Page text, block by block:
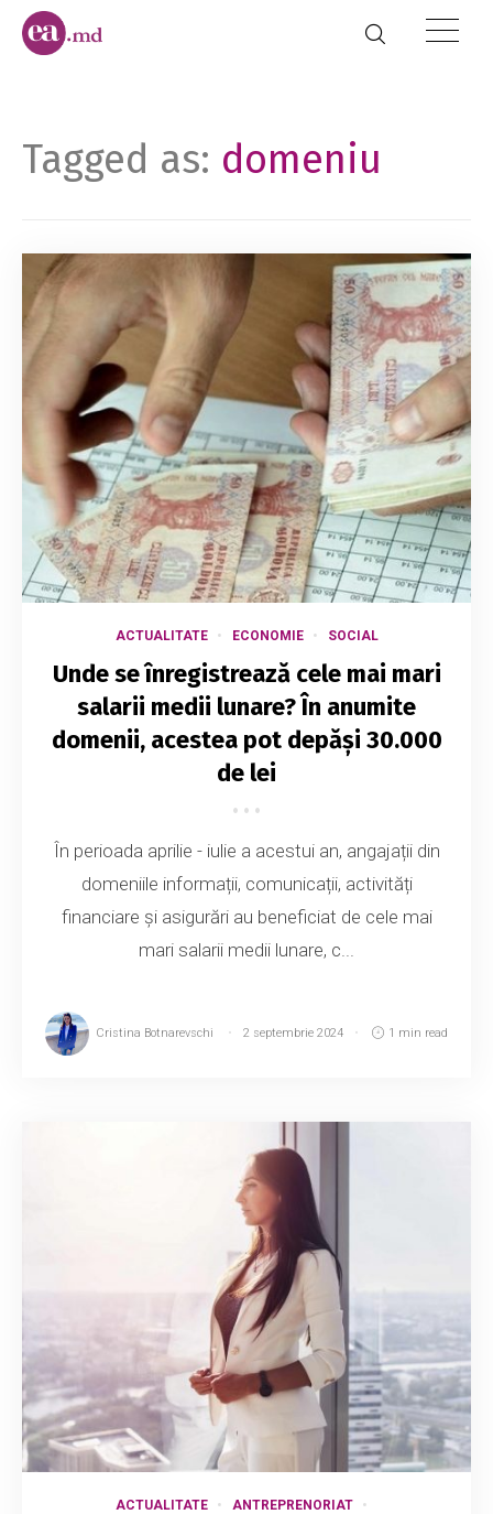
Tagged as: domeniu
ACTUALITATE ECONOMIE SOCIAL
Unde se înregistrează cele mai mari
salarii medii lunare? În anumite
domenii, acestea pot depăși 30.000
de lei
În perioada aprilie - iulie a acestui an, angajații din
domeniile informații, comunicații, activități
financiare și asigurări au beneficiat de cele mai
mari salarii medii lunare, c...
Cristina Botnarevschi 2 septembrie 2024 1 min read
ACTUALITATE
ANTREPRENORIAT